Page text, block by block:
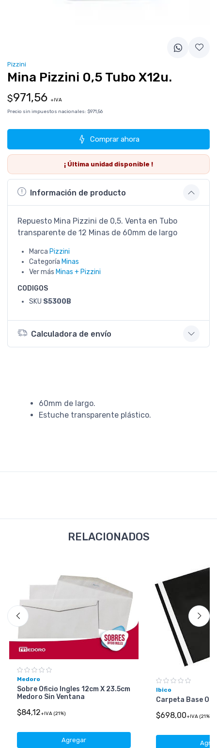
Pizzini
Mina Pizzini 0,5 Tubo X12u.
$971,56 +IVA
Precio sin impuestos nacionales: $971,56
Comprar ahora
¡ Última unidad disponible !
Información de producto
Repuesto Mina Pizzini de 0,5. Venta en Tubo
transparente de 12 Minas de 60mm de largo
Marca Pizzini
Categoría Minas
Ver más Minas + Pizzini
CODIGOS
SKU S5300B
Calculadora de envío
60mm de largo.
Estuche transparente plástico.
RELACIONADOS
Medoro
Sobre Oficio Ingles 12cm X 23.5cm
Medoro Sin Ventana
$84,12+IVA (21%)
Agregar
Ibico
Carpeta Base
$698,00+IVA (21%)